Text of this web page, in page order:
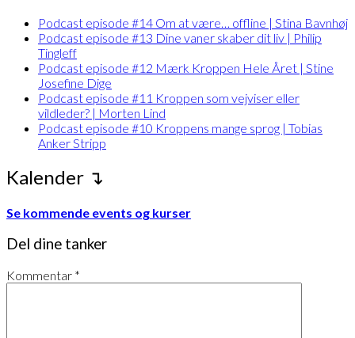
Podcast episode #14 Om at være… offline | Stina Bavnhøj
Podcast episode #13 Dine vaner skaber dit liv | Philip
Tingleff
Podcast episode #12 Mærk Kroppen Hele Året | Stine
Josefine Dige
Podcast episode #11 Kroppen som vejviser eller
vildleder? | Morten Lind
Podcast episode #10 Kroppens mange sprog | Tobias
Anker Stripp
Kalender ↴
Se kommende events og kurser
Del dine tanker
Kommentar *